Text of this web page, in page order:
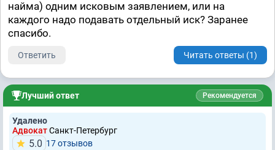
найма) одним исковым заявлением, или на
каждого надо подавать отдельный иск? Заранее
спасибо.
Ответить Читать ответы (1)
Лучший ответ Рекомендуется
Удалено
АдвокатСанкт-Петербург
5.0 17 отзывов